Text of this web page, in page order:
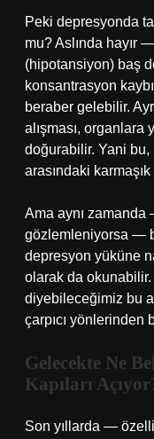
Peki depresyonda
mu? Aslında hayır
(hipotansiyon) baş
konsantrasyon
beraber gelebilir.
alışması,
doğurabilir. Yani bu,
arasındaki
Ama aynı
gözlemleniyorsa —
depresyon yüküne
olarak da okunabilir.
diyebileceğimiz bu
çarpıcı yönlerinden
Gelecekte Ne
Kapıları
Son yıllarda —